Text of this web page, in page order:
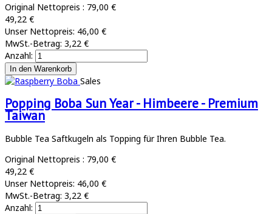
Original Nettopreis : 79,00 €
49,22 €
Unser Nettopreis: 46,00 €
MwSt.-Betrag: 3,22 €
Anzahl:
Sales
Popping Boba Sun Year - Himbeere - Premium
Taiwan
Bubble Tea Saftkugeln als Topping für Ihren Bubble Tea.
Original Nettopreis : 79,00 €
49,22 €
Unser Nettopreis: 46,00 €
MwSt.-Betrag: 3,22 €
Anzahl: